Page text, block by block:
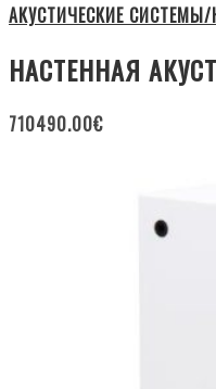
АКУСТИЧЕСКИЕ
НАСТЕННАЯ
710490.00€